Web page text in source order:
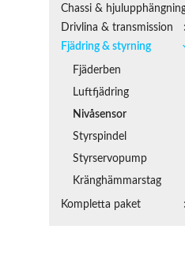
Chassi &
Drivlina & transmission
Fjädring & styrning
Fjäderben
Luftfjädring
Nivåsensor
Styrspindel
Styrservopump
Kränghämmarstag
Kompletta paket